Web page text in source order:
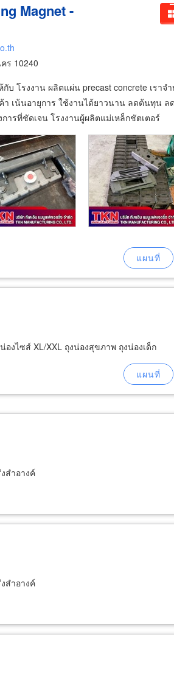
Magnet -
ร 10240
บ โรงงาน ผลิตแผ่น precast concrete เราจ
เน้นอายุการ ใช้งานได้ยาวนาน ลดต้นทุน ล
รที่ชัดเจน โรงงานผู้ผลิตแม่เหล็กชัตเตอร์
งไซส์ XL/XXL ถุงน่องสุขภาพ ถุงน่องเด็ก
สำอางค์
สำอางค์